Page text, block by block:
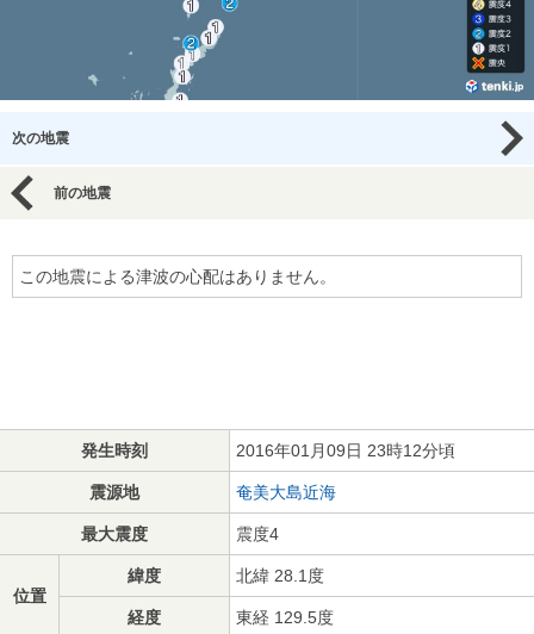
次の地震
前の地震
この地震による津波の心配はありません。
発生時刻 2016年01月09日 23時12分頃
震源地 奄美大島近海
最大震度 震度4
位置
緯度 北緯 28.1度
経度 東経 129.5度